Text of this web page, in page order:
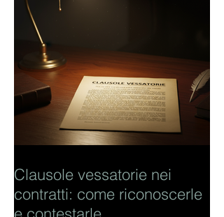
Clausole vessatorie nei
contratti: come riconoscerle